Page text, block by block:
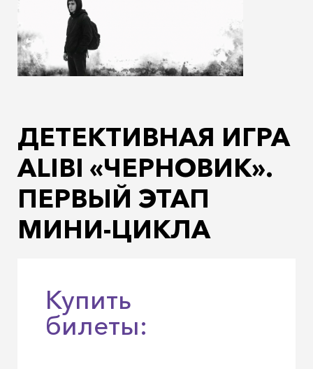
ДЕТЕКТИВНАЯ ИГРА
ALIBI «ЧЕРНОВИК».
ПЕРВЫЙ ЭТАП
МИНИ-ЦИКЛА
Купить
билеты: